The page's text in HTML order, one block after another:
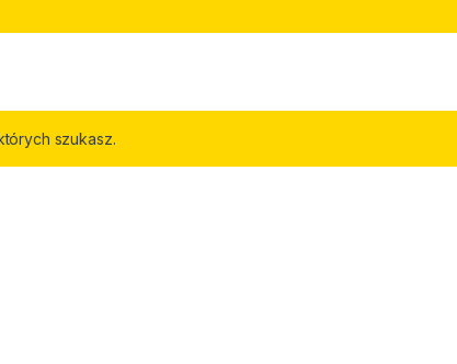
szukasz.